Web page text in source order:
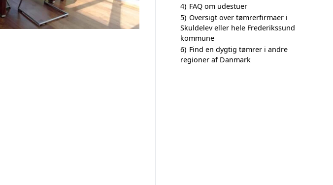
4) FAQ om udestuer
5) Oversigt over tømrerfirmaer i
Skuldelev eller hele Frederikssund
kommune
6) Find en dygtig tømrer i andre
regioner af Danmark